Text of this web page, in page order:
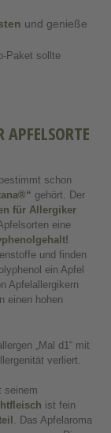
und genieße
Paket sollte
APFELSORTE
schon
gehört. Der
für Allergiker
eine
und finden
ein Apfel
Apfelallergikern
einen hohen
„Mal d1“ mit
verliert.
seinem
ist fein
. Das Apfelaroma